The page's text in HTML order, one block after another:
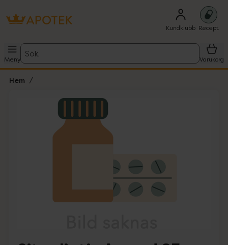
Kundklubb Recept
Meny
Sök
Varukorg
Hem
Lista: . Innehåller 1 objekt.